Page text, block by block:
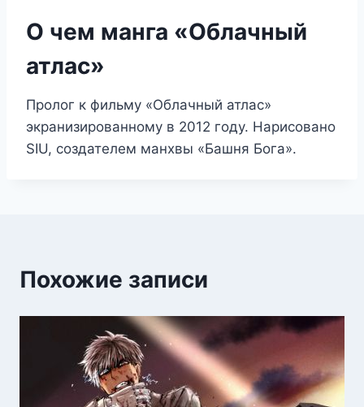
О чем манга «Облачный
атлас»
Пролог к фильму «Облачный атлас»
экранизированному в 2012 году. Нарисовано
SIU, создателем манхвы «Башня Бога».
Похожие записи